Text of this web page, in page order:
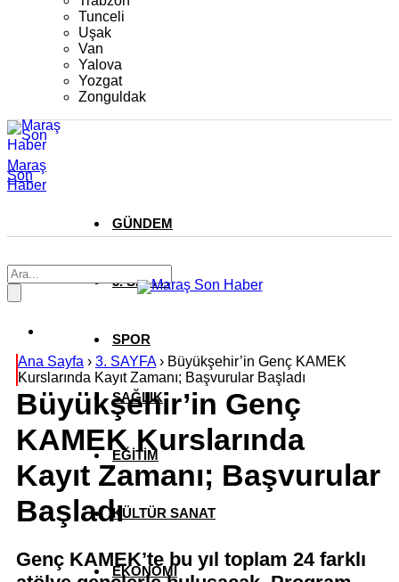
Tunceli
Uşak
Van
Yalova
Yozgat
Zonguldak
Maraş
Son
Haber
GÜNDEM
3. SAYFA
SPOR
SAĞLIK
EĞİTİM
KÜLTÜR SANAT
EKONOMİ
Ana Sayfa › 3. SAYFA› Büyükşehir’in Genç KAMEK
Kurslarında Kayıt Zamanı; Başvurular Başladı
Büyükşehir’in Genç
KAMEK Kurslarında
Kayıt Zamanı; Başvurular
Başladı
Genç KAMEK’te bu yıl toplam 24 farklı